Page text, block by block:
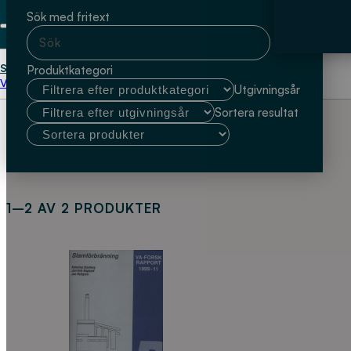
Start Jan-Erik Haglund
Välj kundtyp
Sök med fritext
Produktkategori
Utgivningsår
Sortera resultat
1–2 AV 2 PRODUKTER